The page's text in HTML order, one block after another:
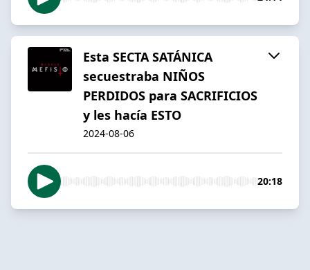
Esta SECTA SATÁNICA
secuestraba NIÑOS
PERDIDOS para SACRIFICIOS
y les hacía ESTO
2024-08-06
20:18